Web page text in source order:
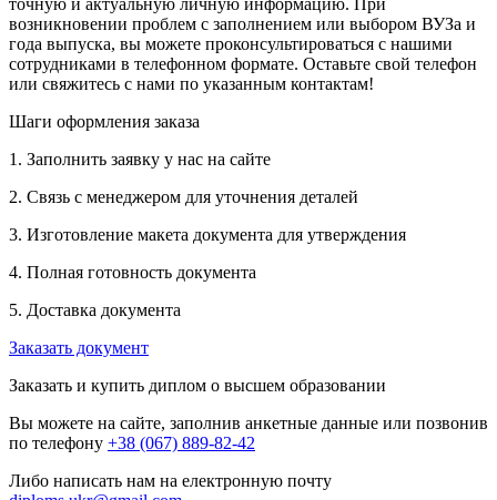
точную и актуальную личную информацию. При
возникновении проблем с заполнением или выбором ВУЗа и
года выпуска, вы можете проконсультироваться с нашими
сотрудниками в телефонном формате. Оставьте свой телефон
или свяжитесь с нами по указанным контактам!
Шаги оформления заказа
1. Заполнить заявку у нас на сайте
2. Связь с менеджером для уточнения деталей
3. Изготовление макета документа для утверждения
4. Полная готовность документа
5. Доставка документа
Заказать документ
Заказать и купить диплом о высшем образовании
Вы можете на сайте, заполнив анкетные данные или позвонив
по телефону +38 (067) 889-82-42
Либо написать нам на електронную почту